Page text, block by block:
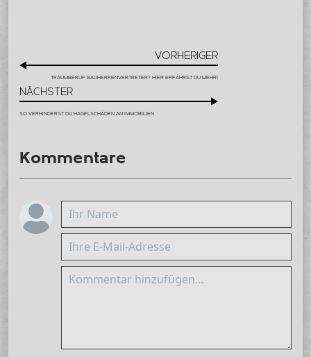
VORHERIGER
TRAUMBERUF BAUHERRENVERTRETER? HIER ERFÄHRST DU MEHR!
NÄCHSTER
SO VERHINDERST DU HAGELSCHÄDEN AN IMMOBILIEN
Kommentare